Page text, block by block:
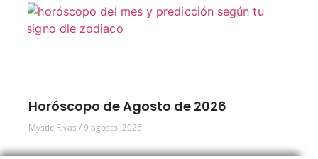
Horóscopo de Agosto de 2026
Mystic Rivas 9 agosto, 2026